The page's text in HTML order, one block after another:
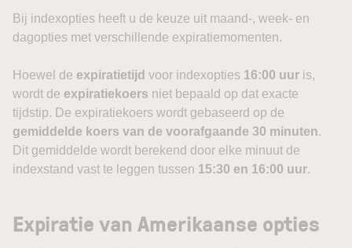
Bij indexopties heeft u de keuze uit maand-, week- en
dagopties met verschillende expiratiemomenten.
Hoewel de expiratietijd voor indexopties 16:00 uur is,
wordt de expiratiekoers niet bepaald op dat exacte
tijdstip. De expiratiekoers wordt gebaseerd op de
gemiddelde koers van de voorafgaande 30 minuten.
Dit gemiddelde wordt berekend door elke minuut de
indexstand vast te leggen tussen 15:30 en 16:00 uur.
Expiratie van Amerikaanse opties